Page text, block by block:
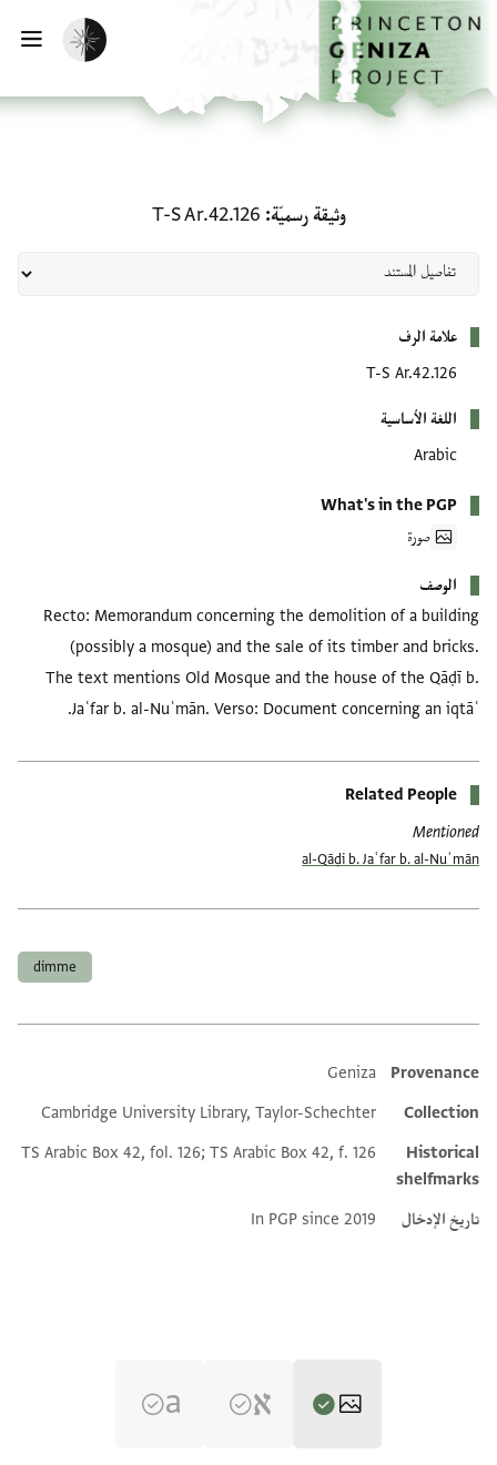
إلى المحتوى الرئيسي
الرئيسية
تفعيل الوضع المظلم
وثيقة رسميّة T-S Ar.42.126
علامة الرف
T-S Ar.42.126
اللغة الأساسية
Arabic
What's in the PGP
صورة
الوصف
Recto: Memorandum concerning the demolition of a building
(possibly a mosque) and the sale of its timber and bricks.
The text mentions Old Mosque and the house of the Qāḍī b.
Jaʿfar b. al-Nuʿmān. Verso: Document concerning an iqtāʿ.
Related People
Mentioned
al-Qāḍi b. Jaʿfar b. al-Nuʿmān
dimme
Additional metadata
Provenance
Geniza
Collection
Cambridge University Library, Taylor-Schechter
Historical
shelfmarks
TS Arabic Box 42, fol. 126; TS Arabic Box 42, f. 126
تاريخ الإدخال In PGP since 2019